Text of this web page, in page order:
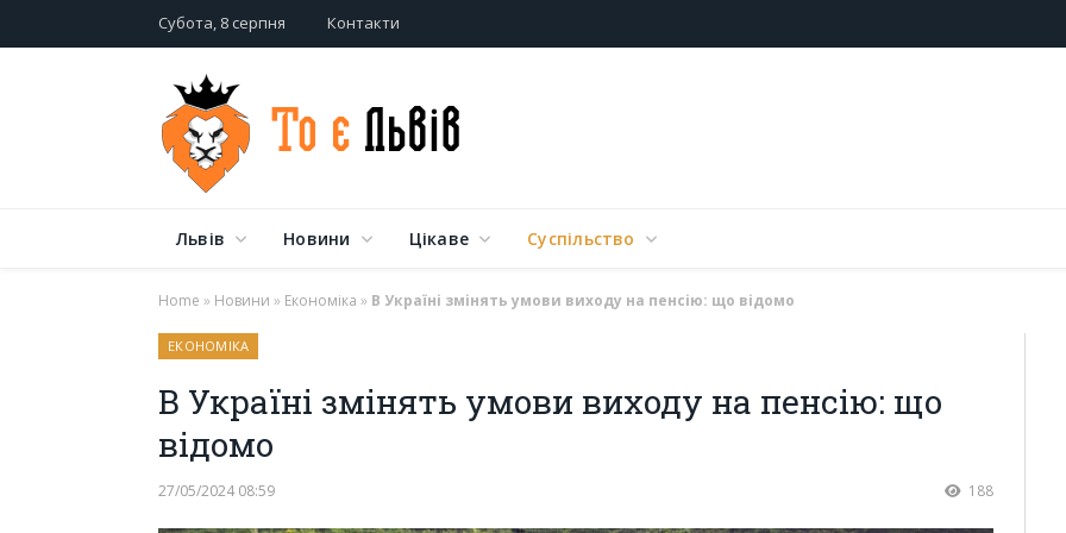
Субота, 8 серпня Контакти
Львів Новини Цікаве Суспільство
Home » Новини » Економіка » В Україні змінять умови виходу на пенсію: що відомо
ЕКОНОМІКА
В Україні змінять умови виходу на пенсію: що
відомо
27/05/2024 08:59 188